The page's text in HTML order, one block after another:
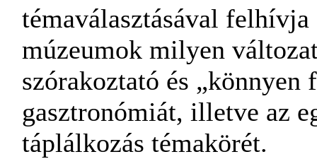
témaválasztásával
múzeumok milyen
szórakoztató és
gasztronómiát, illetve az
táplálkozás témakörét.